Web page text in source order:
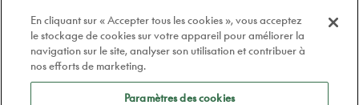
En cliquant sur « Accepter tous les cookies », vous acceptez
le stockage de cookies sur votre appareil pour améliorer la
navigation sur le site, analyser son utilisation et contribuer à
nos efforts de marketing.
Paramètres des cookies